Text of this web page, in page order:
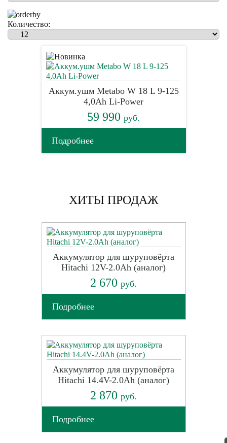
Количество:
Аккум.ушм Metabo W 18 L 9-125
4,0Ah Li-Power
59 990 руб.
Подробнее
ХИТЫ ПРОДАЖ
Аккумулятор для шуруповёрта
Hitachi 12V-2.0Ah (аналог)
2 670 руб.
Подробнее
Аккумулятор для шуруповёрта
Hitachi 14.4V-2.0Ah (аналог)
2 870 руб.
Подробнее